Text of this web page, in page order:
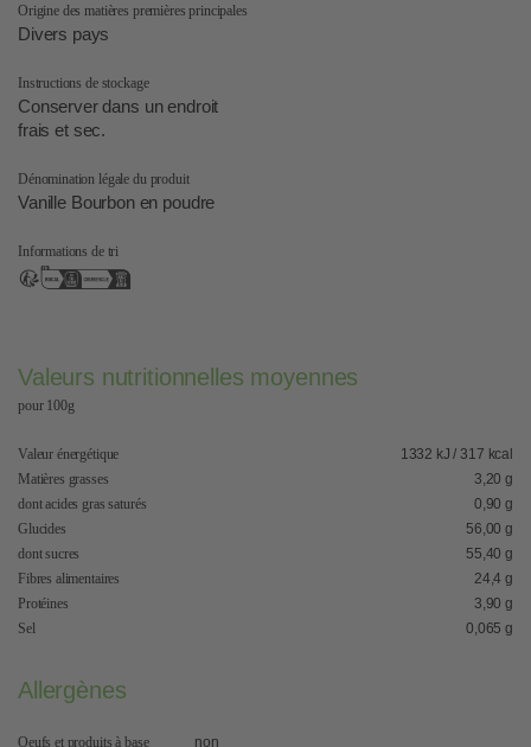
Origine des matières premières principales
Divers pays
Instructions de stockage
Conserver dans un endroit
frais et sec.
Dénomination légale du produit
Vanille Bourbon en poudre
Informations de tri
Valeurs nutritionnelles moyennes
pour 100g
Valeur énergétique
1332 kJ / 317 kcal
Matières grasses
3,20 g
dont acides gras saturés
0,90 g
Glucides
56,00 g
dont sucres
55,40 g
Fibres alimentaires
24,4 g
Protéines
3,90 g
Sel
0,065 g
Allergènes
Oeufs et produits à base non